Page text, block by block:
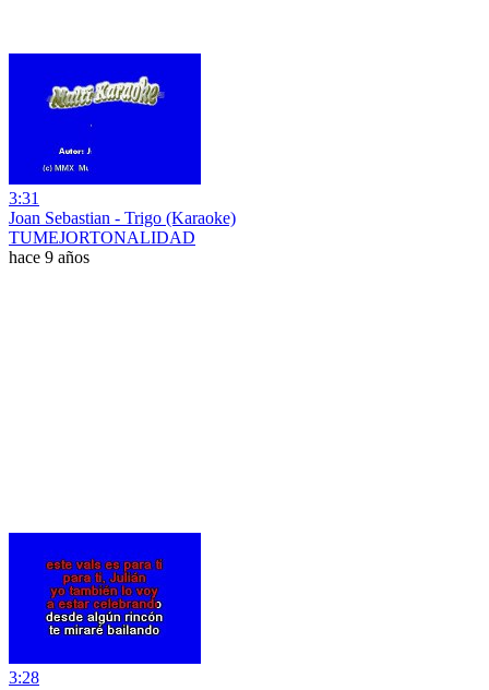
3:31
Joan Sebastian - Trigo (Karaoke)
TUMEJORTONALIDAD
hace 9 años
3:28